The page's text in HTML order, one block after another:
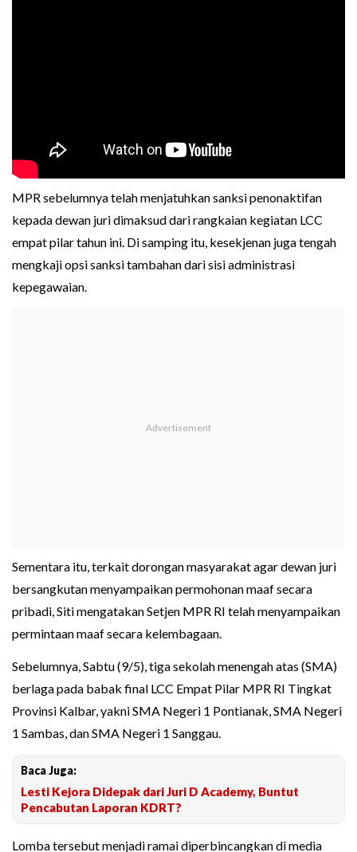
MPR sebelumnya telah menjatuhkan sanksi penonaktifan
kepada dewan juri dimaksud dari rangkaian kegiatan LCC
empat pilar tahun ini. Di samping itu, kesekjenan juga tengah
mengkaji opsi sanksi tambahan dari sisi administrasi
kepegawaian.
Sementara itu, terkait dorongan masyarakat agar dewan juri
bersangkutan menyampaikan permohonan maaf secara
pribadi, Siti mengatakan Setjen MPR RI telah menyampaikan
permintaan maaf secara kelembagaan.
Sebelumnya, Sabtu (9/5), tiga sekolah menengah atas (SMA)
berlaga pada babak final LCC Empat Pilar MPR RI Tingkat
Provinsi Kalbar, yakni SMA Negeri 1 Pontianak, SMA Negeri
1 Sambas, dan SMA Negeri 1 Sanggau.
Baca Juga:
Lesti Kejora Didepak dari Juri D Academy, Buntut
Pencabutan Laporan KDRT?
Lomba tersebut menjadi ramai diperbincangkan di media